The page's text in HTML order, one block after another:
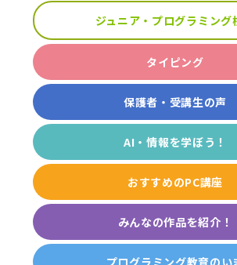
ジュニア・プログラミング
タイピング
保護者・受講生の声
AI・情報を学ぼう！
おすすめのPC講座
みんなの作品を紹介！